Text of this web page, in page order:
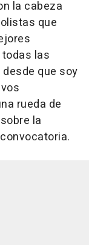
la cabeza
que
las
que soy
rueda de
la